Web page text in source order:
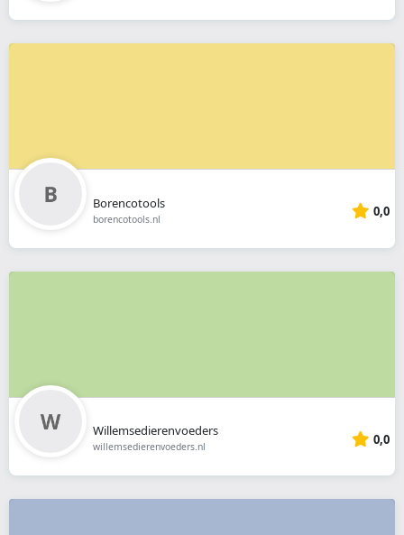
Borencotools
borencotools.nl 0,0
Willemsedierenvoeders
willemsedierenvoeders.nl 0,0